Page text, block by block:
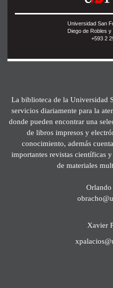
Universidad San
Diego de Robles
+593 2
La biblioteca de la Universidad
servicios diariamente para la
donde pueden encontrar una
de libros impresos y
conocimiento, además
importantes revistas científicas
de materiales
Orlando
Xavier